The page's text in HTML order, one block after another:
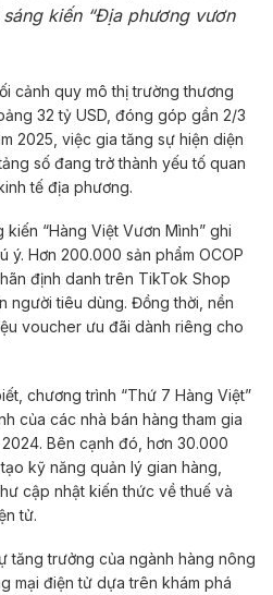
kiến “Địa phương vươn
cảnh quy mô thị trường thương
32 tỷ USD, đóng góp gần 2/3
2025, việc gia tăng sự hiện diện
số đang trở thành yếu tố quan
tế địa phương.
kiến “Hàng Việt Vươn Mình” ghi
ý. Hơn 200.000 sản phẩm OCOP
định danh trên TikTok Shop
người tiêu dùng. Đồng thời, nền
voucher ưu đãi dành riêng cho
chương trình “Thứ 7 Hàng Việt”
của các nhà bán hàng tham gia
Bên cạnh đó, hơn 30.000
kỹ năng quản lý gian hàng,
cập nhật kiến thức về thuế và
tử.
tăng trưởng của ngành hàng nông
mại điện tử dựa trên khám phá